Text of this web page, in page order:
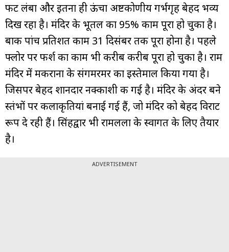
फीट लंबा और इतना ही ऊंचा अष्टकोणीय गर्भगृह बेहद भव्य
दिख रहा है। मंदिर के भूतल का 95% काम पूरा हो चुका है।
बाकी पांच प्रतिशत काम 31 दिसंबर तक पूरा होना है। पहले
फ्लोर पर फर्श का काम भी करीब करीब पूरा हो चुका है। राम
मंदिर में मकराना के संगमरमर का इस्तेमाल किया गया है।
जिसपर बेहद शानदार नक्काशी की गई है। मंदिर के अंदर बने
स्तंभों पर कलाकृतियां बनाई गई हैं, जो मंदिर को बेहद विराट
रूप दे रही हैं। सिंहद्वार भी रामलला के स्वागत के लिए तैयार
है।
ADVERTISEMENT